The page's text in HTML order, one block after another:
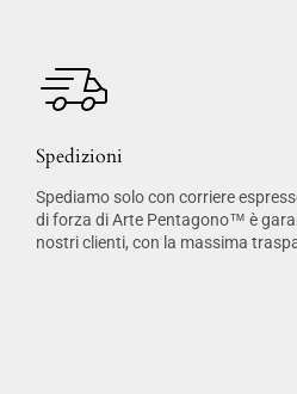
Spedizioni
Spediamo solo con corriere
di forza di Arte Pentagono™ è
nostri clienti, con la massima